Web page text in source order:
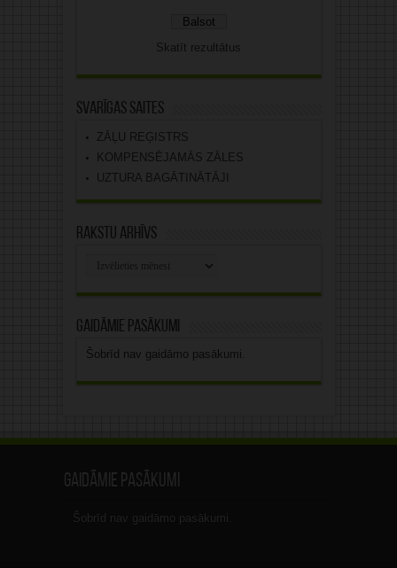
Skatīt rezultātus
Svarīgas saites
ZĀĻU REĢISTRS
KOMPENSĒJAMĀS ZĀLES
UZTURA BAGĀTINĀTĀJI
Rakstu arhīvs
Gaidāmie pasākumi
Šobrīd nav gaidāmo pasākumi.
Gaidāmie pasākumi
Šobrīd nav gaidāmo pasākumi.